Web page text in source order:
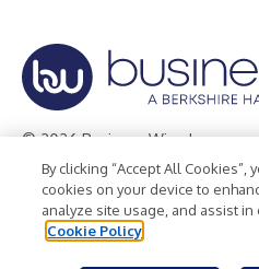
© 2026 Business Wire, Inc.
Privacy Policy Cookie Policy
Terms of Use
Legal
By clicking “Accept All
cookies on your device to
analyze site usage, and assist
Cookie Policy